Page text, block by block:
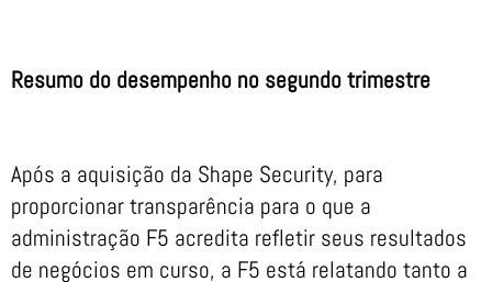
Resumo do desempenho no segundo trimestre
Após a aquisição da Shape Security, para
proporcionar transparência para o que a
administração F5 acredita refletir seus resultados
de negócios em curso, a F5 está relatando tanto a